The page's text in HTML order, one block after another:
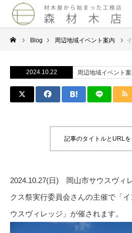
Blog 周辺地域イベント案内 イ
2024.10.22 周辺地域イベント
記事のタイトルとURL
2024.10.27(日) 岡山市サウスヴィ
クス祭実行委員会さんの主催で「
ウスヴィレッジ」が催されます。